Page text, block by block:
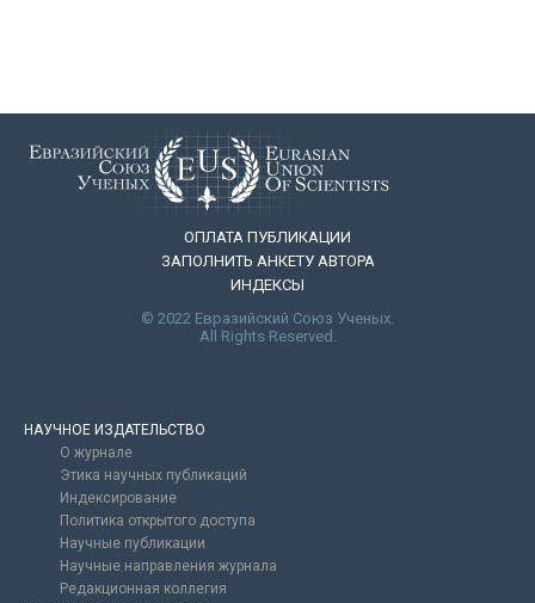
ОПЛАТА ПУБЛИКАЦИИ
ЗАПОЛНИТЬ АНКЕТУ АВТОРА
ИНДЕКСЫ
© 2022 Евразийский Союз Ученых.
All Rights Reserved.
НАУЧНОЕ ИЗДАТЕЛЬСТВО
О журнале
Этика научных публикаций
Индексирование
Политика открытого доступа
Научные публикации
Научные направления журнала
Редакционная коллегия